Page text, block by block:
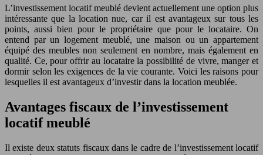
L’investissement locatif meublé devient actuellement une option plus
intéressante que la location nue, car il est avantageux sur tous les
points, aussi bien pour le propriétaire que pour le locataire. On
entend par un logement meublé, une maison ou un appartement
équipé des meubles non seulement en nombre, mais également en
qualité. Ce, pour offrir au locataire la possibilité de vivre, manger et
dormir selon les exigences de la vie courante. Voici les raisons pour
lesquelles il est avantageux d’investir dans la location meublée.
Avantages fiscaux de l’investissement
locatif meublé
Il existe deux statuts fiscaux dans le cadre de l’investissement locatif